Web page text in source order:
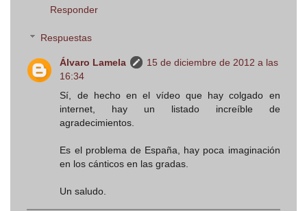
Responder
Respuestas
Álvaro Lamela
15 de diciembre de 2012 a las
16:34
Sí, de hecho en el vídeo que hay colgado en
internet, hay un listado increíble de
agradecimientos.
Es el problema de España, hay poca imaginación
en los cánticos en las gradas.
Un saludo.